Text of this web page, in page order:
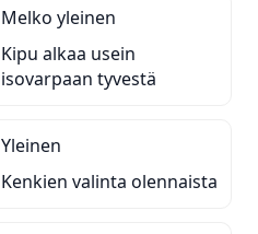
Melko yleinen
Kipu alkaa usein
isovarpaan tyvestä
Yleinen
Kenkien valinta olennaista